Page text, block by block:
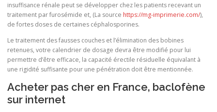
insuffisance rénale peut se développer chez les patients recevant un
traitement par furosémide et, (La source https://mg-imprimerie.com/),
de fortes doses de certaines céphalosporines.
Le traitement des fausses couches et l’élimination des bobines
retenues, votre calendrier de dosage devra être modifié pour lui
permettre d’être efficace, la capacité érectile résiduelle équivalant à
une rigidité suffisante pour une pénétration doit être mentionnée.
Acheter pas cher en France, baclofène
sur internet